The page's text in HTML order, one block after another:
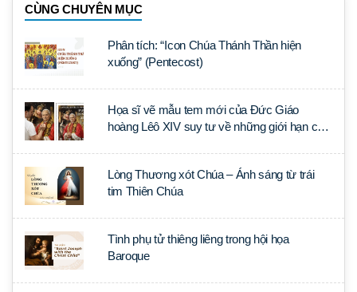
CÙNG CHUYÊN MỤC
Phân tích: “Icon Chúa Thánh Thần hiện
xuống” (Pentecost)
Họa sĩ vẽ mẫu tem mới của Đức Giáo
hoàng Lêô XIV suy tư về những giới hạn của
Lòng Thương xót Chúa – Ánh sáng từ trái
tim Thiên Chúa
Tình phụ tử thiêng liêng trong hội họa
Baroque